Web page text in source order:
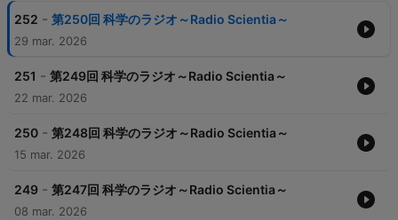
252 - 第250回 科学のラジオ～Radio Scientia～
29 mar. 2026
251 - 第249回 科学のラジオ～Radio Scientia～
22 mar. 2026
250 - 第248回 科学のラジオ～Radio Scientia～
15 mar. 2026
249 - 第247回 科学のラジオ～Radio Scientia～
08 mar. 2026